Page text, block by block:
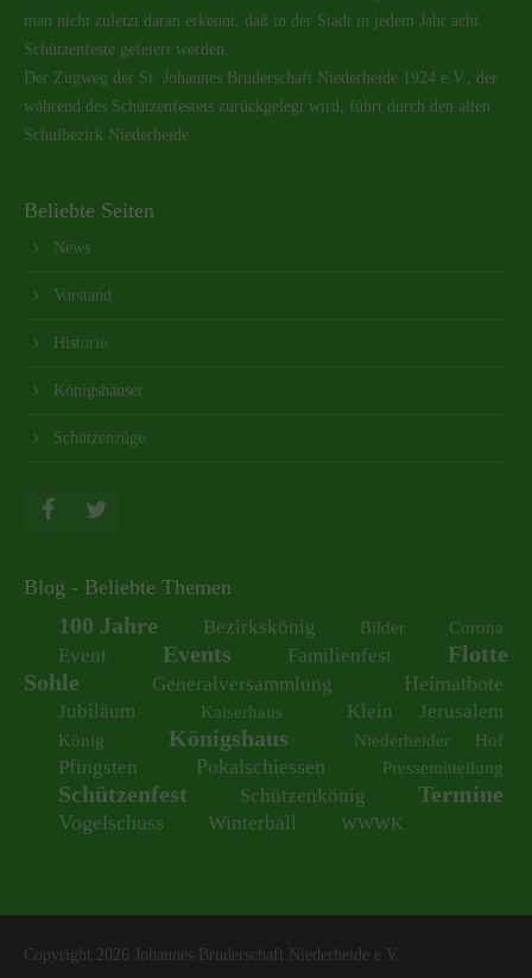
man nicht zuletzt daran erkennt, daß in der Stadt in jedem Jahr acht
Schützenfeste gefeiert werden.
Der Zugweg der St. Johannes Bruderschaft Niederheide 1924 e.V., der
während des Schützenfestets zurückgelegt wird, führt durch den alten
Schulbezirk Niederheide.
Beliebte Seiten
News
Vorstand
Historie
Königshäuser
Schützenzüge
Blog - Beliebte Themen
100 Jahre Bezirkskönig Bilder Corona
Event Events Familienfest
Flotte
Sohle
Generalversammlung Heimatbote
Jubiläum Kaiserhaus Klein Jerusalem
König Königshaus Niederheider Hof
Pfingsten Pokalschiessen Pressemitteilung
Schützenfest Schützenkönig Termine
Vogelschuss Winterball WWWK
Copyright 2026 Johannes Bruderschaft Niederheide e.V.